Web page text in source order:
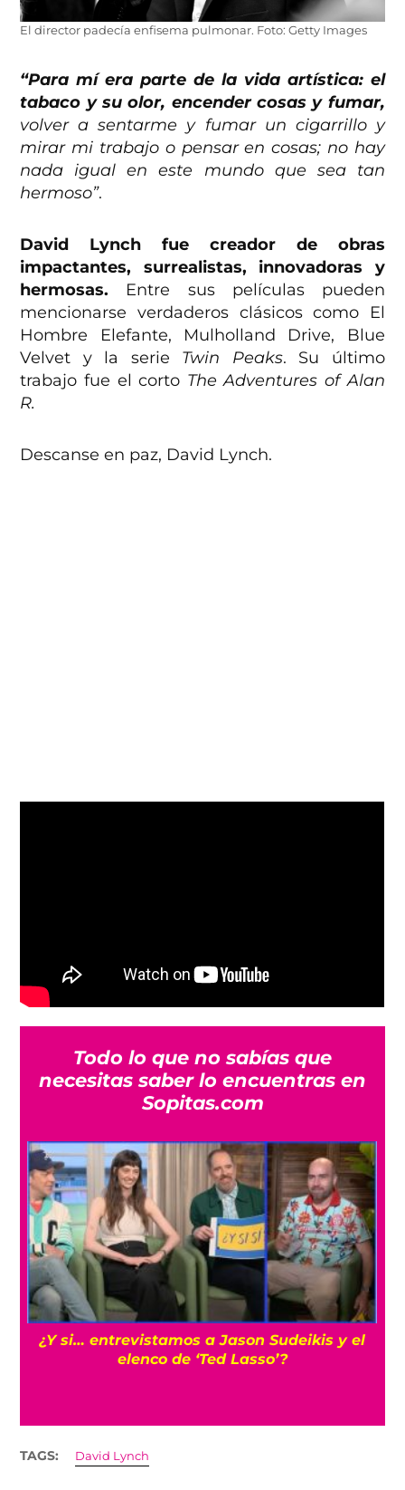
El director padecía enfisema pulmonar. Foto: Getty Images
“Para mí era parte de la vida artística: el
tabaco y su olor, encender cosas y fumar,
volver a sentarme y fumar un cigarrillo y
mirar mi trabajo o pensar en cosas; no hay
nada igual en este mundo que sea tan
hermoso”.
David Lynch fue creador de obras
impactantes, surrealistas, innovadoras y
hermosas. Entre sus películas pueden
mencionarse verdaderos clásicos como El
Hombre Elefante, Mulholland Drive, Blue
Velvet y la serie Twin Peaks. Su último
trabajo fue el corto The Adventures of Alan
R.
Descanse en paz, David Lynch.
Todo lo que no sabías que
necesitas saber lo encuentras en
Sopitas.com
¿Y si… entrevistamos a Jason Sudeikis y el
elenco de ‘Ted Lasso’?
TAGS: David Lynch